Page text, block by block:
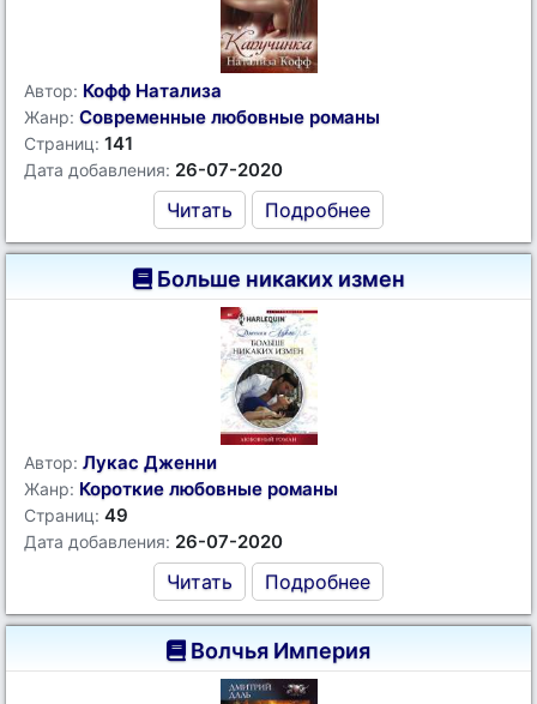
Автор: Кофф Натализа
Жанр: Современные любовные романы
Страниц: 141
Дата добавления: 26-07-2020
Читать Подробнее
Больше никаких измен
Автор: Лукас Дженни
Жанр: Короткие любовные романы
Страниц: 49
Дата добавления: 26-07-2020
Читать Подробнее
Волчья Империя